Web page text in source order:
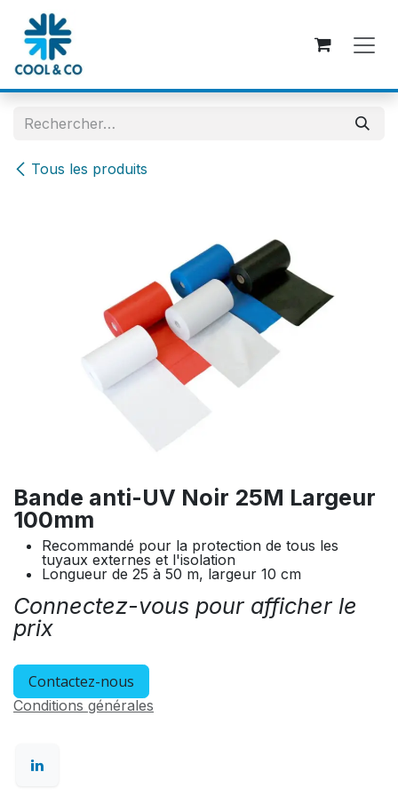
Se rendre au contenu
Tous les produits
Bande anti-UV Noir 25M Largeur
100mm
Recommandé pour la protection de tous les
tuyaux externes et l'isolation
Longueur de 25 à 50 m, largeur 10 cm
Connectez-vous pour afficher le
prix
Contactez-nous
Conditions générales